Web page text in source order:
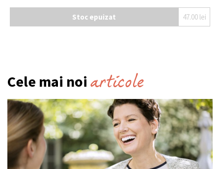
Stoc epuizat 47.00 lei
Cele mai noi articole